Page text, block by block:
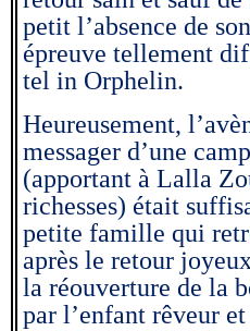
petit l’absence de
épreuve tellement
tel in Orphelin.
Heureusement,
messager d’une
(apportant à Lalla
richesses) était
petite famille qui
après le retour
la réouverture de la
par l’enfant rêveur